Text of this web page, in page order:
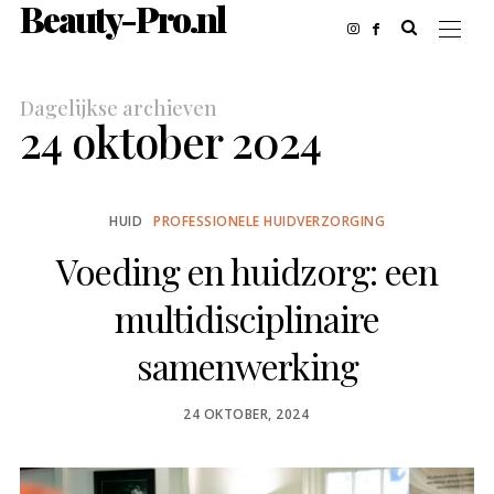
Beauty-Pro.nl
Dagelijkse archieven
24 oktober 2024
HUID PROFESSIONELE HUIDVERZORGING
Voeding en huidzorg: een
multidisciplinaire
samenwerking
POSTED
24 OKTOBER, 2024